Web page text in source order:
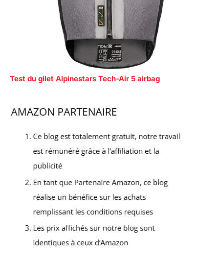
Test du gilet Alpinestars Tech-Air 5 airbag